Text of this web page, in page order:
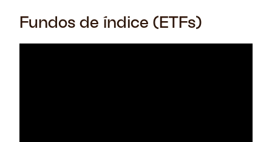
Fundos de índice (ETFs)